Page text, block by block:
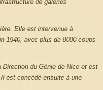
de galeries
Elle est intervenue à
1940, avec plus de 8000 coups
Direction du Génie de Nice et est
est concédé ensuite à une